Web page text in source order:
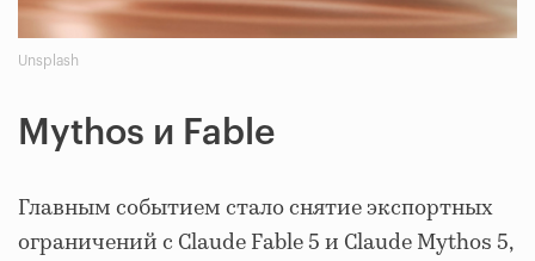
Unsplash
Mythos и Fable
Главным событием стало снятие экспортных
ограничений с Claude Fable 5 и Claude Mythos 5,